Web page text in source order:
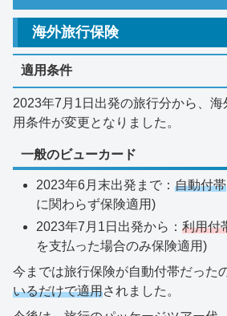
海外旅行保険
適用条件
2023年7月1日出発の旅行分から、
用条件が変更となりました。
一般のビューカード
2023年6月末出発まで：自動付帯
に関わらず保険適用)
2023年7月1日出発から：利用付
を支払った場合のみ保険適用)
今までは旅行保険が自動付帯だった
いるだけで適用されました。